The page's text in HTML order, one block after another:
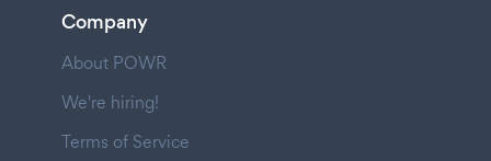
Company
About POWR
We're hiring!
Terms of Service